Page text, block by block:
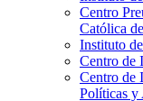
Centro
Católica
Instituto
Centro de
Centro de
Políticas y